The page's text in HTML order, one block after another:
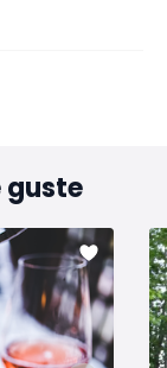
guste